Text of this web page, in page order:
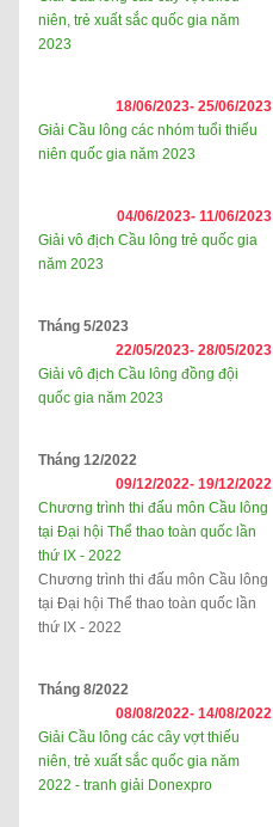
niên, trẻ xuất sắc quốc gia năm
2023
18/06/2023- 25/06/2023
Giải Cầu lông các nhóm tuổi thiếu
niên quốc gia năm 2023
04/06/2023- 11/06/2023
Giải vô địch Cầu lông trẻ quốc gia
năm 2023
Tháng 5/2023
22/05/2023- 28/05/2023
Giải vô địch Cầu lông đồng đội
quốc gia năm 2023
Tháng 12/2022
09/12/2022- 19/12/2022
Chương trình thi đấu môn Cầu lông
tại Đại hội Thể thao toàn quốc lần
thứ IX - 2022
Chương trình thi đấu môn Cầu lông
tại Đại hội Thể thao toàn quốc lần
thứ IX - 2022
Tháng 8/2022
08/08/2022- 14/08/2022
Giải Cầu lông các cây vợt thiếu
niên, trẻ xuất sắc quốc gia năm
2022 - tranh giải Donexpro